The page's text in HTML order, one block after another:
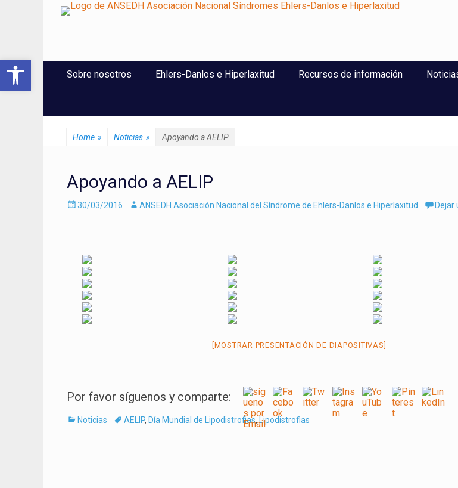
ANSEDH
Asociación Nacional del Síndrome de Ehlers-Danlos e Hiperlaxitud
Menú Principal
Sobre nosotros Ehlers-Danlos e Hiperlaxitud Recursos de información
Home » Noticias » Apoyando a AELIP
Apoyando a AELIP
Enviado
30/03/2016 AutorANSEDH Asociación Nacional del Síndrome de Ehlers-Danlos e Hiperlaxitud Dejar
[MOSTRAR PRESENTACIÓN DE DIAPOSITIVAS]
Por favor síguenos y comparte:
Categorías
Noticias TagsAELIP, Día Mundial de Lipodistrofias,Lipodistrofias
Abrir barra de herramientas